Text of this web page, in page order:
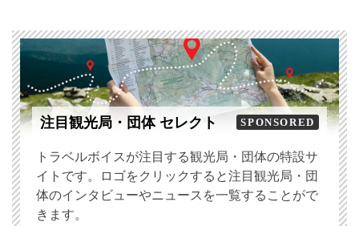
注目観光局・団体 セレクト SPONSORED
トラベルボイスが注目する観光局・団体の特設サ
イトです。ロゴをクリックすると注目観光局・団
体のインタビューやニュースを一覧することがで
きます。